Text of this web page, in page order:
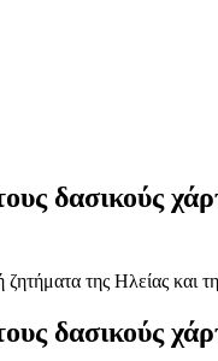
δασικούς
δασικούς